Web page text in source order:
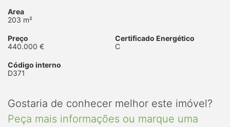
Area
203 m²
Preço
440.000 €
Certificado Energético
C
Código interno
D371
Gostaria de conhecer melhor este imóvel?
Peça mais informações ou marque uma